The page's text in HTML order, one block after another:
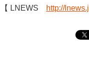
【 LNEWS http://